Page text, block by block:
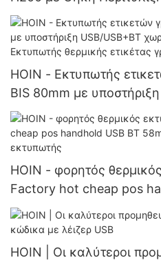
Φορητός Θερμικός
HOIN - Εκτυπωτής
BIS 80mm με
πρόγραμμα οδήγησης
ετικέτας γραμμωτού
HOIN - φορητός
Factory hot cheap pos
φορητός θερμικός
HOIN | Οι καλύτεροι